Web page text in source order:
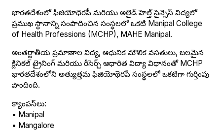
భారతదేశంలో ఫిజియోథెరపీ మరియు అలైడ్ హెల్త్ సైన్సెస్ విద్యలో
ప్రముఖ స్థానాన్ని సంపాదించిన సంస్థలలో ఒకటి Manipal College
of Health Professions (MCHP), MAHE Manipal.
అంతర్జాతీయ ప్రమాణాల విద్య, ఆధునిక మౌలిక వసతులు, బలమైన
క్లినికల్ ట్రైనింగ్ మరియు రీసెర్చ్ ఆధారిత విద్యా విధానంతో MCHP
భారతదేశంలోని అత్యుత్తమ ఫిజియోథెరపీ సంస్థలలో ఒకటిగా గుర్తింపు
పొందింది.
క్యాంపస్‌లు:
• Manipal
• Mangalore